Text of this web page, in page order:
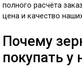
полного расчёта
цена и качество
Почему
покупать у